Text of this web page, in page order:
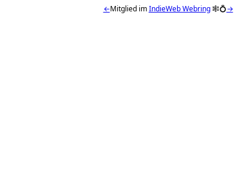
←Mitglied imIndieWeb Webring🕸💍→